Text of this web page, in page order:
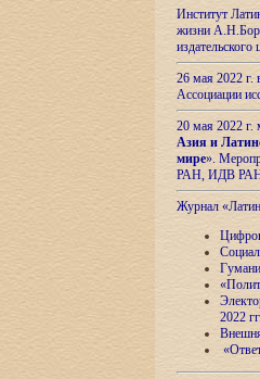
Институт
жизни
26 мая 2022
Ассоциации
20 мая 2022
Азия и
мире».
РАН, ИДВ
Журнал
2022